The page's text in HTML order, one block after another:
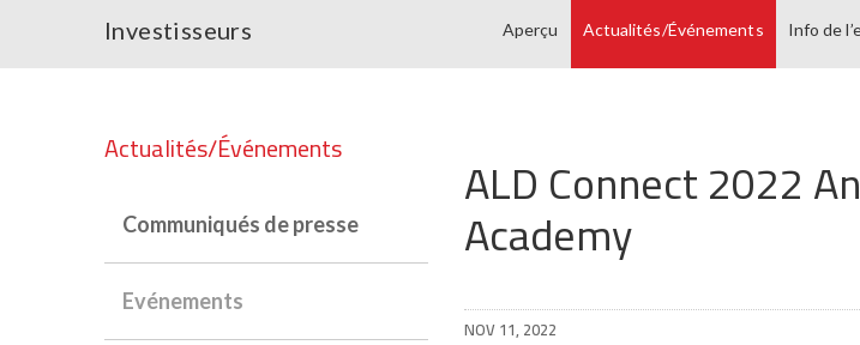
Investisseurs Aperçu Actualités/Événements Info de
Actualités/Événements
Communiqués de presse
Evénements
ALD Connect 2022
Academy
NOV 11, 2022